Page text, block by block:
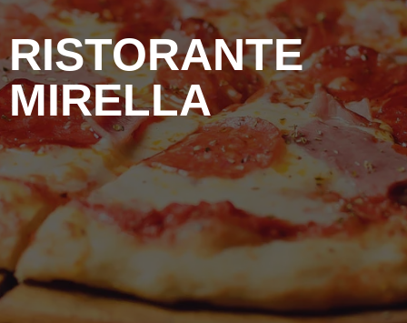
RISTORANTE
MIRELLA